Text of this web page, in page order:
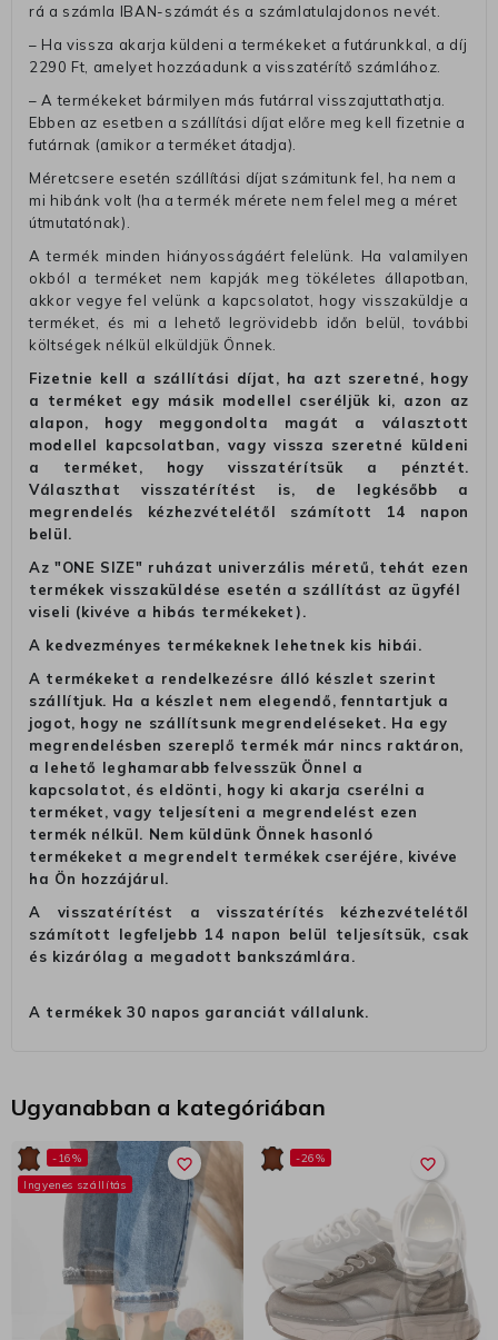
rá a számla IBAN-számát és a számlatulajdonos nevét.
– Ha vissza akarja küldeni a termékeket a futárunkkal, a díj
2290 Ft, amelyet hozzáadunk a visszatérítő számlához.
– A termékeket bármilyen más futárral visszajuttathatja.
Ebben az esetben a szállítási díjat előre meg kell fizetnie a
futárnak (amikor a terméket átadja).
Méretcsere esetén szállítási díjat számitunk fel, ha nem a
mi hibánk volt (ha a termék mérete nem felel meg a méret
útmutatónak).
A termék minden hiányosságáért felelünk. Ha valamilyen
okból a terméket nem kapják meg tökéletes állapotban,
akkor vegye fel velünk a kapcsolatot, hogy visszaküldje a
terméket, és mi a lehető legrövidebb időn belül, további
költségek nélkül elküldjük Önnek.
Fizetnie kell a szállítási díjat, ha azt szeretné, hogy
a terméket egy másik modellel cseréljük ki, azon az
alapon, hogy meggondolta magát a választott
modellel kapcsolatban, vagy vissza szeretné küldeni
a terméket, hogy visszatérítsük a pénztét.
Választhat visszatérítést is, de legkésőbb a
megrendelés kézhezvételétől számított 14 napon
belül.
Az "ONE SIZE" ruházat univerzális méretű, tehát ezen
termékek visszaküldése esetén a szállítást az ügyfél
viseli (kivéve a hibás termékeket).
A kedvezményes termékeknek lehetnek kis hibái.
A termékeket a rendelkezésre álló készlet szerint
szállítjuk. Ha a készlet nem elegendő, fenntartjuk a
jogot, hogy ne szállítsunk megrendeléseket. Ha egy
megrendelésben szereplő termék már nincs raktáron,
a lehető leghamarabb felvesszük Önnel a
kapcsolatot, és eldönti, hogy ki akarja cserélni a
terméket, vagy teljesíteni a megrendelést ezen
termék nélkül. Nem küldünk Önnek hasonló
termékeket a megrendelt termékek cseréjére, kivéve
ha Ön hozzájárul.
A visszatérítést a visszatérítés kézhezvételétől
számított legfeljebb 14 napon belül teljesítsük, csak
és kizárólag a megadott bankszámlára.
A termékek 30 napos garanciát vállalunk.
Ugyanabban a kategóriában
favorite_border
-16%
Ingyenes szállítás
favorite_border
-26%